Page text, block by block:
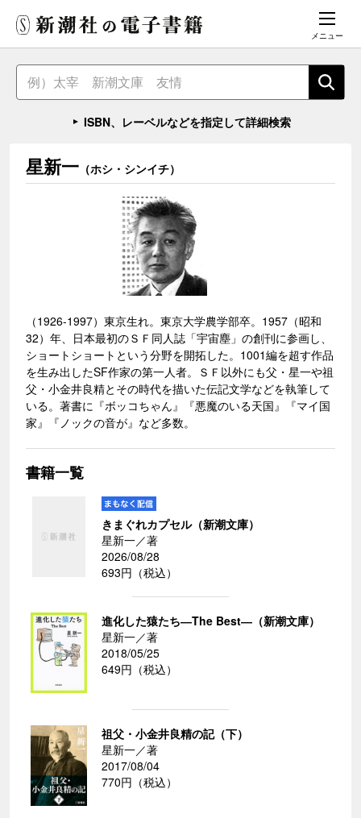
メニュー
ISBN、レーベルなどを指定して詳細検索
星新一 （ホシ・シンイチ）
（1926-1997）東京生れ。東京大学農学部卒。1957（昭和
32）年、日本最初のＳＦ同人誌「宇宙塵」の創刊に参画し、
ショートショートという分野を開拓した。1001編を超す作品
を生み出したSF作家の第一人者。ＳＦ以外にも父・星一や祖
父・小金井良精とその時代を描いた伝記文学などを執筆して
いる。著書に『ボッコちゃん』『悪魔のいる天国』『マイ国
家』『ノックの音が』など多数。
書籍一覧
きまぐれカプセル（新潮文庫）
星新一／著
2026/08/28
693円（税込）
進化した猿たち―The Best―（新潮文庫）
星新一／著
2018/05/25
649円（税込）
祖父・小金井良精の記（下）
星新一／著
2017/08/04
770円（税込）